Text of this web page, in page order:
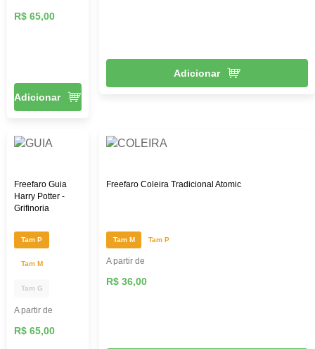
R$ 65,00
Adicionar
Adicionar
Freefaro Guia
Harry Potter -
Grifinoria
Tam P
Tam M
Tam G
A partir de
R$ 65,00
Freefaro Coleira Tradicional Atomic
Tam M Tam P
A partir de
R$ 36,00